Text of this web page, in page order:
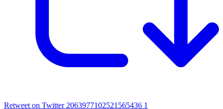
Retweet on Twitter 2063977102521565436 1